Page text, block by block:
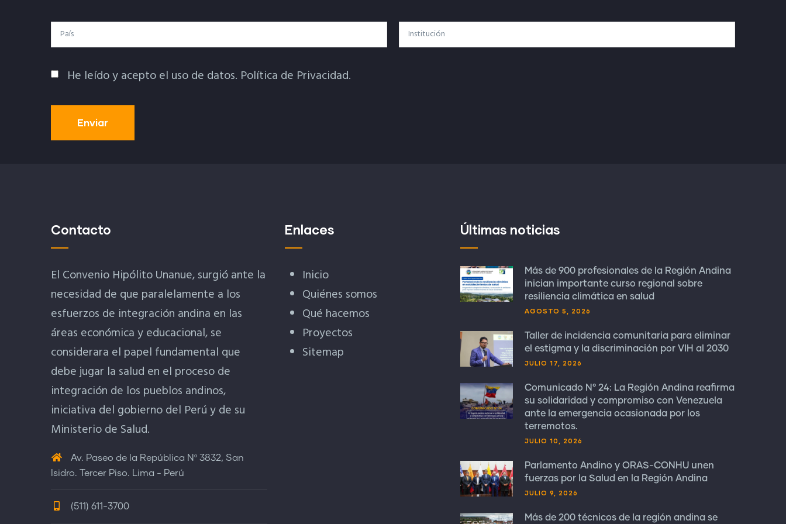
País Institución
Política De Privacidad
He leído y acepto el uso de datos. Política de Privacidad.
Contacto
El Convenio Hipólito Unanue, surgió ante la
necesidad de que paralelamente a los
esfuerzos de integración andina en las
áreas económica y educacional, se
considerara el papel fundamental que
debe jugar la salud en el proceso de
integración de los pueblos andinos,
iniciativa del gobierno del Perú y de su
Ministerio de Salud.
Av. Paseo de la República Nº 3832, San
Isidro. Tercer Piso. Lima - Perú
(511) 611-3700
Enlaces
Inicio
Quiénes somos
Qué hacemos
Proyectos
Sitemap
Últimas noticias
Más de 900 profesionales de la Región Andina
inician importante curso regional sobre
resiliencia climática en salud
AGOSTO 5, 2026
Taller de incidencia comunitaria para eliminar
el estigma y la discriminación por VIH al 2030
JULIO 17, 2026
Comunicado N° 24: La Región Andina reafirma
su solidaridad y compromiso con Venezuela
ante la emergencia ocasionada por los
terremotos.
JULIO 10, 2026
Parlamento Andino y ORAS-CONHU unen
fuerzas por la Salud en la Región Andina
JULIO 9, 2026
Más de 200 técnicos de la región andina se